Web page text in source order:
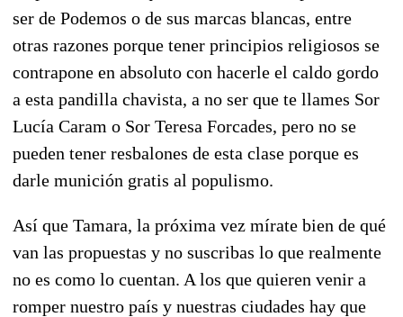
ser de Podemos o de sus marcas blancas, entre
otras razones porque tener principios religiosos se
contrapone en absoluto con hacerle el caldo gordo
a esta pandilla chavista, a no ser que te llames Sor
Lucía Caram o Sor Teresa Forcades, pero no se
pueden tener resbalones de esta clase porque es
darle munición gratis al populismo.
Así que Tamara, la próxima vez mírate bien de qué
van las propuestas y no suscribas lo que realmente
no es como lo cuentan. A los que quieren venir a
romper nuestro país y nuestras ciudades hay que